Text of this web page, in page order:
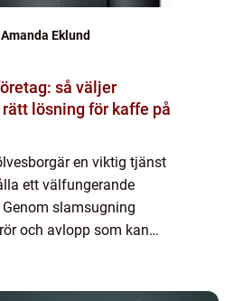
Amanda Eklund
så väljer
lösning för kaffe på
en viktig tjänst
ett välfungerande
slamsugning
och avlopp som kan